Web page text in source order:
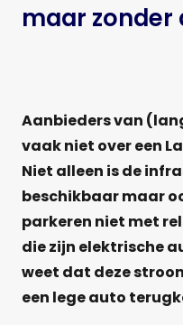
maar zonder
Aanbieders van
vaak niet over een
Niet alleen is de
beschikbaar maar
parkeren niet met
die zijn elektrische
weet dat deze
een lege auto